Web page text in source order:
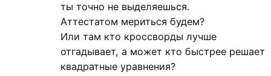
ты точно не выделяешься.
Аттестатом мериться будем?
Или там кто кроссворды лучше
отгадывает, а может кто быстрее решает
квадратные уравнения?